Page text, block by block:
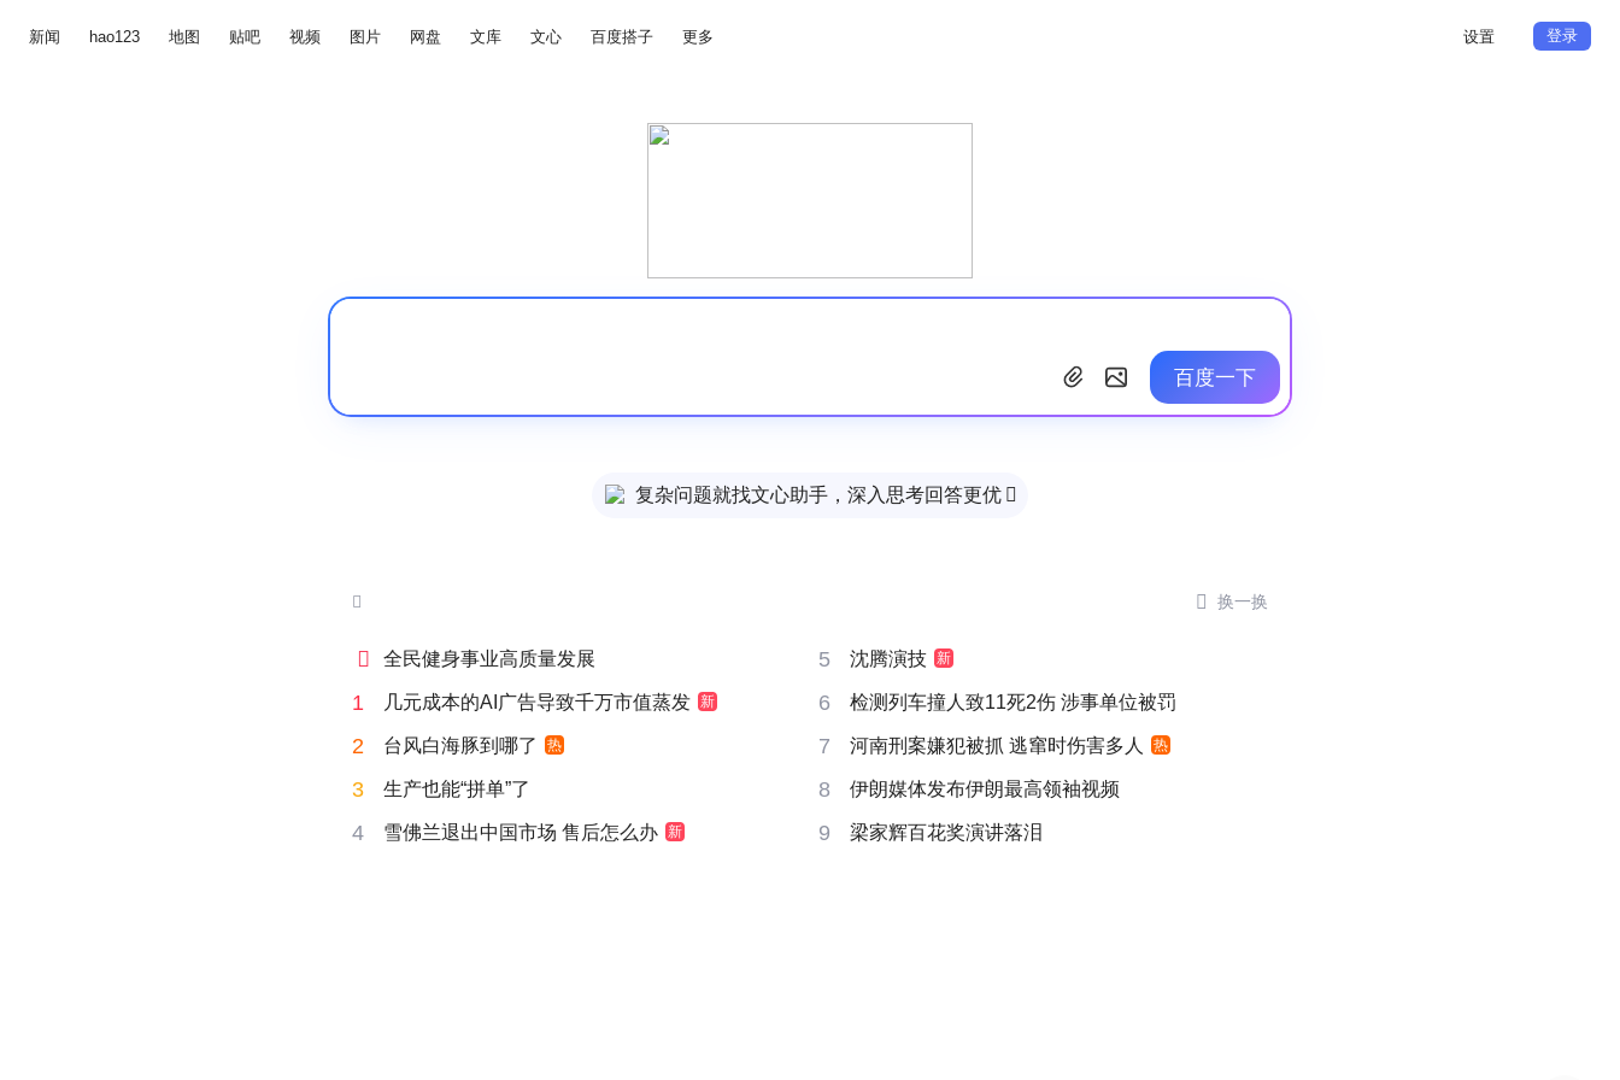
新闻 hao123 地图 贴吧 视频 图片 网盘 文库 文心 百度搭子 更多 设置 登录
百度一下
复杂问题就找文心助手，深入思考回答更优 
  换一换
 全民健身事业高质量发展 5 沈腾演技 新
1 几元成本的AI广告导致千万市值蒸发 新 6 检测列车撞人致11死2伤 涉事单位被罚
2 台风白海豚到哪了 热 7 河南刑案嫌犯被抓 逃窜时伤害多人 热
3 生产也能“拼单”了 8 伊朗媒体发布伊朗最高领袖视频
4 雪佛兰退出中国市场 售后怎么办 新 9 梁家辉百花奖演讲落泪